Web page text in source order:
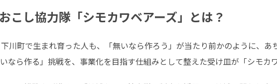
こし協力隊「シモカワベアーズ」とは？
川町で生まれ育った人も、「無いなら作ろう」が当たり前かのように、
なら作る」挑戦を、事業化を目指す仕組みとして整えた受け皿が「シモカワ